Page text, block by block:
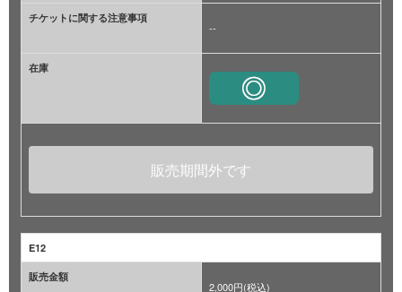
チケットに関する注意事項
--
在庫
販売期間外です
E12
販売金額
2,000円(税込)